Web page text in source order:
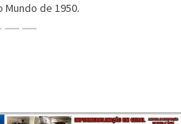
Mundo de 1950.